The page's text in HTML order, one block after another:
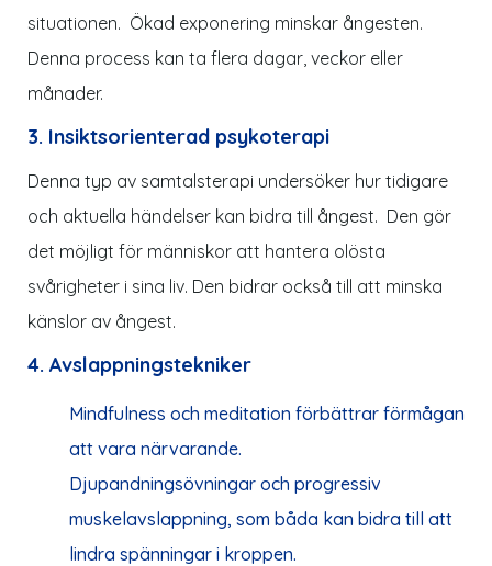
situationen. Ökad exponering minskar ångesten.
Denna process kan ta flera dagar, veckor eller
månader.
3. Insiktsorienterad psykoterapi
Denna typ av samtalsterapi undersöker hur tidigare
och aktuella händelser kan bidra till ångest. Den gör
det möjligt för människor att hantera olösta
svårigheter i sina liv. Den bidrar också till att minska
känslor av ångest.
4. Avslappningstekniker
Mindfulness och meditation förbättrar förmågan
att vara närvarande.
Djupandningsövningar och progressiv
muskelavslappning, som båda kan bidra till att
lindra spänningar i kroppen.